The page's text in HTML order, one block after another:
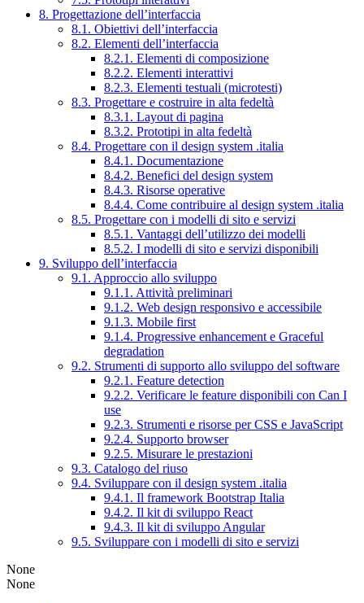
8. Progettazione dell’interfaccia
8.1. Obiettivi dell’interfaccia
8.2. Elementi dell’interfaccia
8.2.1. Elementi di composizione
8.2.2. Elementi interattivi
8.2.3. Elementi testuali (microtesti)
8.3. Progettare e costruire in alta fedeltà
8.3.1. Layout di pagina
8.3.2. Prototipi in alta fedeltà
8.4. Progettare con il design system .italia
8.4.1. Documentazione
8.4.2. Benefici del design system
8.4.3. Risorse operative
8.4.4. Come contribuire al design system .italia
8.5. Progettare con i modelli di sito e servizi
8.5.1. Vantaggi dell’utilizzo dei modelli
8.5.2. I modelli di sito e servizi disponibili
9. Sviluppo dell’interfaccia
9.1. Approccio allo sviluppo
9.1.1. Attività preliminari
9.1.2. Web design responsivo e accessibile
9.1.3. Mobile first
9.1.4. Progressive enhancement e Graceful
degradation
9.2. Strumenti di supporto allo sviluppo del software
9.2.1. Feature detection
9.2.2. Verificare le feature disponibili con Can I
use
9.2.3. Strumenti e risorse per CSS e JavaScript
9.2.4. Supporto browser
9.2.5. Misurare le prestazioni
9.3. Catalogo del riuso
9.4. Sviluppare con il design system .italia
9.4.1. Il framework Bootstrap Italia
9.4.2. Il kit di sviluppo React
9.4.3. Il kit di sviluppo Angular
9.5. Sviluppare con i modelli di sito e servizi
None
None